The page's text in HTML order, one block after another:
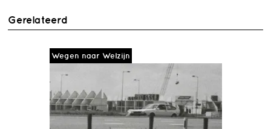
Gerelateerd
Wegen naar Welzijn